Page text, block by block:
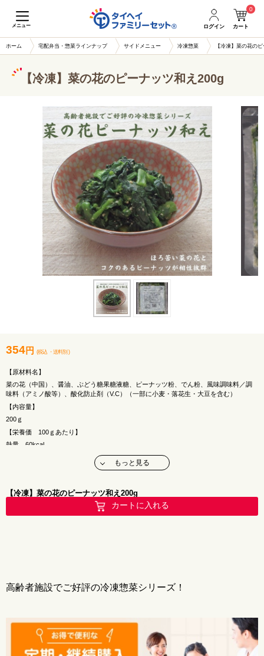
メニュー ログイン カート
0
ホーム 宅配弁当・惣菜ラインナップ サイドメニュー 冷凍惣菜 【冷凍】菜の花の
【冷凍】菜の花のピーナッツ和え200g
354円 (税込 ・ 送料別 )
【原材料名】
菜の花（中国）、醤油、ぶどう糖果糖液糖、ピーナッツ粉、でん粉、風味調味料／調
味料（アミノ酸等）、酸化防止剤（V.C）（一部に小麦・落花生・大豆を含む）
【内容量】
200ｇ
【栄養価 100ｇあたり】
熱量 60kcal
食塩相当量 0.7ｇ
※出荷場所が異なる商品をご購入する場合はカートが分割されます。別途送料が加算
もっと見る
【冷凍】菜の花のピーナッツ和え200g
カートに入れる
高齢者施設でご好評の冷凍惣菜シリーズ！